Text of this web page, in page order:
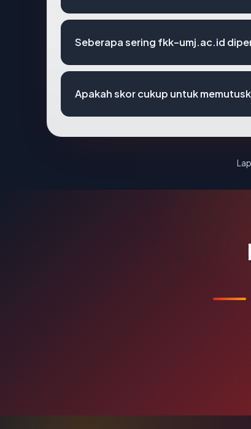
Seberapa sering fkk-umj.ac.id
Apakah skor cukup untuk